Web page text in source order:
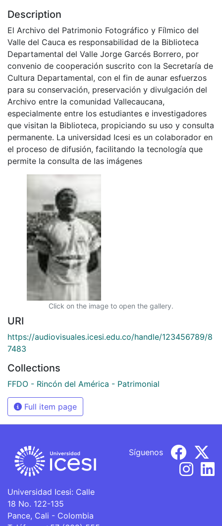
Description
El Archivo del Patrimonio Fotográfico y Fílmico del
Valle del Cauca es responsabilidad de la Biblioteca
Departamental del Valle Jorge Garcés Borrero, por
convenio de cooperación suscrito con la Secretaría de
Cultura Departamental, con el fin de aunar esfuerzos
para su conservación, preservación y divulgación del
Archivo entre la comunidad Vallecaucana,
especialmente entre los estudiantes e investigadores
que visitan la Biblioteca, propiciando su uso y consulta
permanente. La universidad Icesi es un colaborador en
el proceso de difusión, facilitando la tecnología que
permite la consulta de las imágenes
Click on the image to open the gallery.
URI
https://audiovisuales.icesi.edu.co/handle/123456789/8
7483
Collections
FFDO - Rincón del América - Patrimonial
Full item page
Universidad Icesi: Calle
18 No. 122-135
Pance, Cali - Colombia
Síguenos